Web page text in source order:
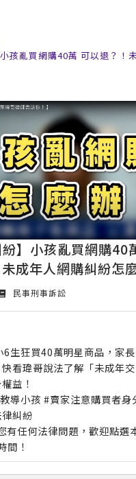
小孩亂買網購40萬 可以退？！
紛】小孩亂買網購40
成年人網購糾紛怎
民事刑事訴訟
6生狂買40萬明星商品，家
看瑋哥說法了解「未成年
益！
導小孩 #賣家注意購買者身
糾紛
有任何法律問題，歡迎點選
間！